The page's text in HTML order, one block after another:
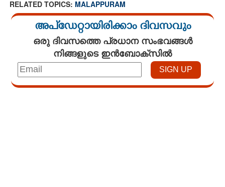
RELATED TOPICS: MALAPPURAM
അപ്ഡേറ്റായിരിക്കാം ദിവസവും
ഒരു ദിവസത്തെ പ്രധാന സംഭവങ്ങൾ
നിങ്ങളുടെ ഇൻബോക്സിൽ